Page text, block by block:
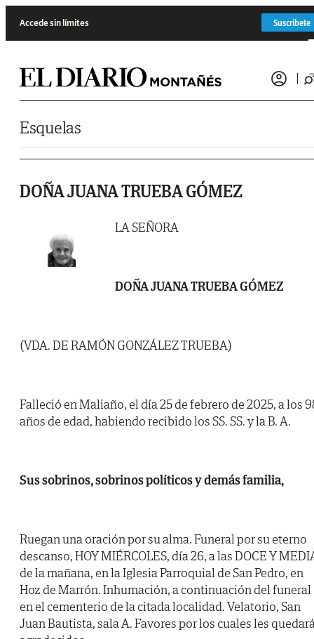
Accede sin límites Suscríbete
Esquelas
DOÑA JUANA TRUEBA GÓMEZ
LA SEÑORA
DOÑA JUANA TRUEBA GÓMEZ
(VDA. DE RAMÓN GONZÁLEZ TRUEBA)
Falleció en Maliaño, el día 25 de febrero de 2025, a los
años de edad, habiendo recibido los SS. SS. y la B. A.
Sus sobrinos, sobrinos políticos y demás familia,
Ruegan una oración por su alma. Funeral por su eterno
descanso, HOY MIÉRCOLES, día 26, a las DOCE Y
de la mañana, en la Iglesia Parroquial de San Pedro, en
Hoz de Marrón. Inhumación, a continuación del funeral
en el cementerio de la citada localidad. Velatorio, San
Juan Bautista, sala A. Favores por los cuales les